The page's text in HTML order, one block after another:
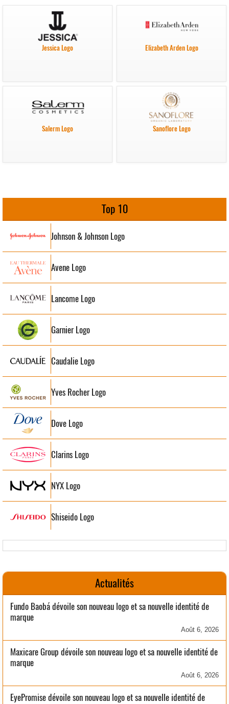
Jessica Logo Elizabeth Arden Logo
Salerm Logo Sanoflore Logo
Top 10
Johnson & Johnson Logo
Avene Logo
Lancome Logo
Garnier Logo
Caudalie Logo
Yves Rocher Logo
Dove Logo
Clarins Logo
NYX Logo
Shiseido Logo
Actualités
Fundo Baobá dévoile son nouveau logo et sa nouvelle identité de
marque
Août 6, 2026
Maxicare Group dévoile son nouveau logo et sa nouvelle identité de
marque
Août 6, 2026
EyePromise dévoile son nouveau logo et sa nouvelle identité de